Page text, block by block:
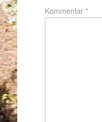
Kommentar*